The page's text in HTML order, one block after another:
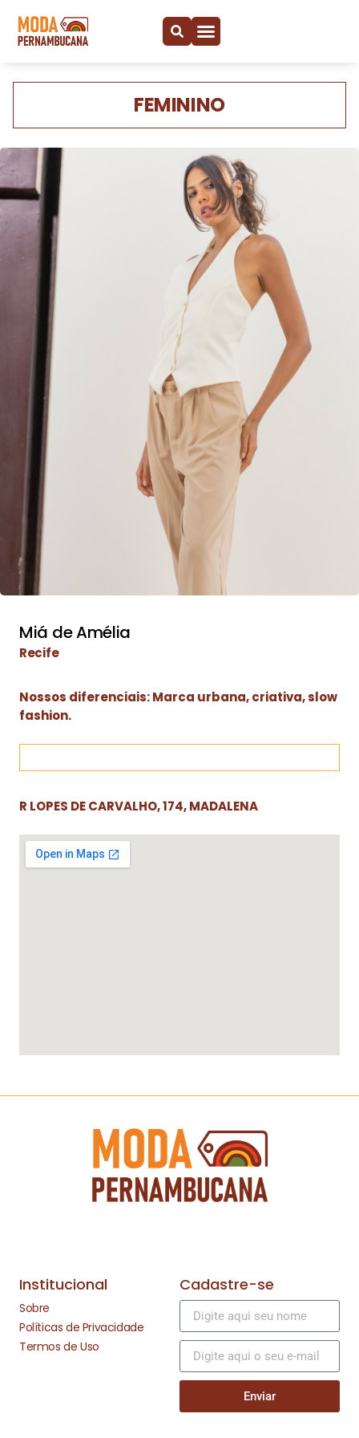
FEMININO
Miá de Amélia
Recife
Nossos diferenciais: Marca urbana, criativa, slow
fashion.
R LOPES DE CARVALHO, 174, MADALENA
Institucional
Sobre
Políticas de Privacidade
Termos de Uso
Cadastre-se
Enviar